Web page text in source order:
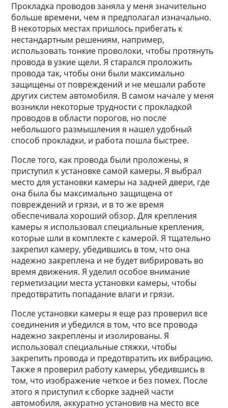
Прокладка проводов заняла у меня значительно
больше времени, чем я предполагал изначально.
В некоторых местах пришлось прибегать к
нестандартным решениям, например,
использовать тонкие проволоки, чтобы протянуть
провода в узкие щели. Я старался проложить
провода так, чтобы они были максимально
защищены от повреждений и не мешали работе
других систем автомобиля. В самом начале у меня
возникли некоторые трудности с прокладкой
проводов в области порогов, но после
небольшого размышления я нашел удобный
способ прокладки, и работа пошла быстрее.
После того, как провода были проложены, я
приступил к установке самой камеры. Я выбрал
место для установки камеры на задней двери, где
она была бы максимально защищена от
повреждений и грязи, и в то же время
обеспечивала хороший обзор. Для крепления
камеры я использовал специальные крепления,
которые шли в комплекте с камерой. Я тщательно
закрепил камеру, убедившись в том, что она
надежно закреплена и не будет вибрировать во
время движения. Я уделил особое внимание
герметизации места установки камеры, чтобы
предотвратить попадание влаги и грязи.
После установки камеры я еще раз проверил все
соединения и убедился в том, что все провода
надежно закреплены и изолированы. Я
использовал специальные стяжки, чтобы
закрепить провода и предотвратить их вибрацию.
Также я проверил работу камеры, убедившись в
том, что изображение четкое и без помех. После
этого я приступил к сборке задней части
автомобиля, аккуратно установив на место все